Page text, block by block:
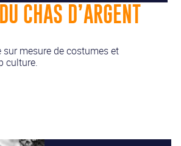
CHAS D’ARGENT
mesure de costumes et
culture.